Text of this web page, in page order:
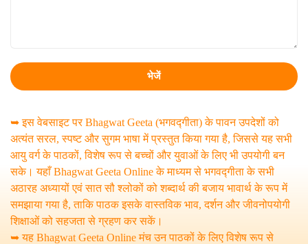
➥ इस वेबसाइट पर Bhagwat Geeta (भगवद्गीता) के पावन उपदेशों को
अत्यंत सरल, स्पष्ट और सुगम भाषा में प्रस्तुत किया गया है, जिससे यह सभी
आयु वर्ग के पाठकों, विशेष रूप से बच्चों और युवाओं के लिए भी उपयोगी बन
सके। यहाँ Bhagwat Geeta Online के माध्यम से भगवद्गीता के सभी
अठारह अध्यायों एवं सात सौ श्लोकों को शब्दार्थ की बजाय भावार्थ के रूप में
समझाया गया है, ताकि पाठक इसके वास्तविक भाव, दर्शन और जीवनोपयोगी
शिक्षाओं को सहजता से ग्रहण कर सकें।
➥ यह Bhagwat Geeta Online मंच उन पाठकों के लिए विशेष रूप से